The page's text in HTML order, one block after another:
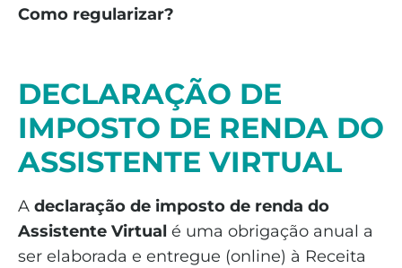
Como regularizar?
DECLARAÇÃO DE
IMPOSTO DE RENDA DO
ASSISTENTE VIRTUAL
A declaração de imposto de renda do
Assistente Virtual é uma obrigação anual a
ser elaborada e entregue (online) à Receita